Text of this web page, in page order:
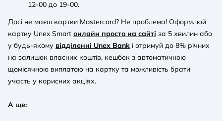
12-00 до 19-00.
Досі не маєш картки Mastercard? Не проблема! Оформлюй
картку Unex Smart онлайн просто на сайті за 5 хвилин або
у будь-якому відділенні Unex Bank і отримуй до 8% річних
на залишок власних коштів, кешбек з автоматичною
щомісячною виплатою на картку та можливість брати
участь у корисних акціях.
А ще: